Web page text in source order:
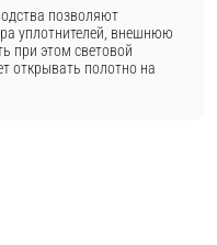
позволяют
уплотнителей, внешнюю
при этом световой
открывать полотно на